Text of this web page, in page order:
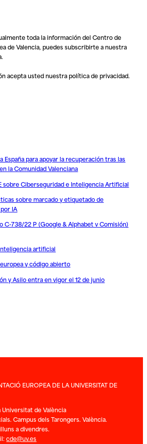
toda la información del Centro de
de Valencia, puedes subscribirte a nuestra
acepta usted nuestrapolítica de privacidad.
España para apoyar la recuperación tras las
la Comunidad Valenciana
sobre Ciberseguridad e Inteligencia Artificial
sobre marcado y etiquetado de
IA
C-738/22 P (Google & Alphabet v Comisión)
artificial
y código abierto
y Asilo entra en vigor el 12 de junio
EUROPEA DE LA UNIVERSITAT DE
de València
Campus dels Tarongers. València.
a divendres.
cde@uv.es